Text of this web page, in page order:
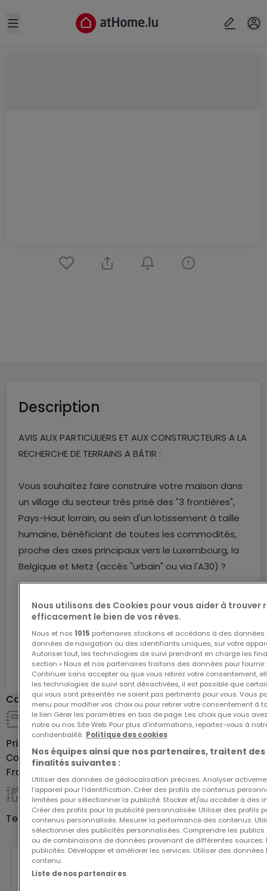
Open sidebar
Description
AVIS AUX PARTICULIERS ET AUX CONSTRUCTEURS A LA
RECHERCHE DE TERRAINS A BÂTIR :
Vous souhaitez faire construire votre maison dans
un village du secteur très prisé des "3 frontières",
Pays-Haut lorrain, au sein d'un lotissement à taille
humaine, bénéficiant de toutes les commodités,
proche des axes principaux vers le Luxembourg, la
Belgique et Metz (accès "urbain" ou via l'A30) ?
Découvrez, à HAUCOURT-MOULAINE, au sein du
projet, le lot N°14 d'une surface de 516 m².
POUR TOUT COMPLEMENT ET VISITE : FRANCOIS AU
+33 6 23 51 05 74 ou
flambermont@3gimmobilier.com
N.B : Les prix de vente des parcelles varient en
fonction de leurs surfaces, exemple de prix pour
Le prix inclut nos honoraires
Pour tous renseignements :
François : 06.23.51.05.74
www.lambermont-immo.com
Mandataire indépendant du réseau 3G Immo
Consultant
Demander plus d'infos
atHome8498569
Caractéristiques
Détails de la vente
Prix de vente
159 000 €
Commission payée parVendeur
Frais inclus
Général
Terrain5,16 ares
Géorisques
Nous utilisons des Cookies pour vous aider à trouver
efficacement le bien de vos rêves.
Nous et nos 1015 partenaires stockons et accédons à des
données de navigation ou des identifiants uniques, sur votre
Autoriser tout, les technologies de suivi prendront en charge les
section « Nous et nos partenaires traitons des données pour fournir
Continuer sans accepter ou que vous retirez votre consentement,
les technologies de suivi sont désactivées, il est possible que
qui vous sont présentés ne soient pas pertinents pour vous. Vous
menu pour modifier vos choix ou pour retirer votre consentement à
le lien Gérer les paramètres en bas de page. Les choix que vous
notre ou nos Site Web. Pour plus d’informations, reportez-vous à
confidentialité. Politique des cookies
Nos équipes ainsi que nos partenaires, traitent
finalités suivantes :
Utiliser des données de géolocalisation précises. Analyser
l’appareil pour l’identification. Créer des profils de contenus
limitées pour sélectionner la publicité. Stocker et/ou accéder à des
Créer des profils pour la publicité personnalisée. Utiliser des profils
contenus personnalisés. Mesurer la performance des contenus.
sélectionner des publicités personnalisées. Comprendre les
ou de combinaisons de données provenant de différentes sources.
publicités. Développer et améliorer les services. Utiliser des
contenu.
Liste de nos partenaires